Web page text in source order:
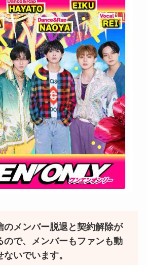
のメンバー脱退と契約解除が
ので、メンバーもファンも動
いでいます。